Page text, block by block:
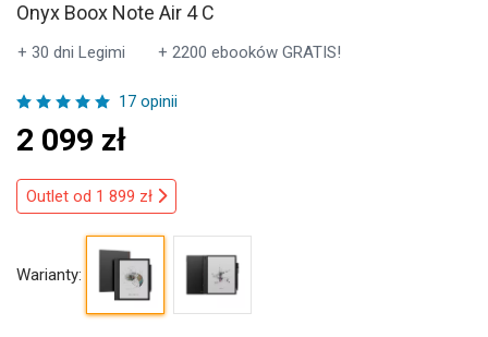
Onyx Boox Note Air 4 C
+ 30 dni Legimi + 2200 ebooków GRATIS!
17 opinii
2 099 zł
Outlet od 1 899 zł
Warianty: